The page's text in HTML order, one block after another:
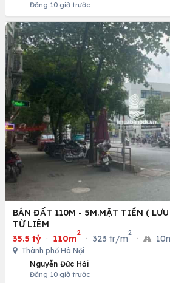
Đăng 10 giờ trước
BÁN ĐẤT 110M - 5M.MẶT TIỀN ( LƯU
TỪ LIÊM
35.5 tỷ · 110m
2
· 323 tr/m
2
·
Thành phố Hà Nội
Nguyễn Đức Hải
Đăng 10 giờ trước